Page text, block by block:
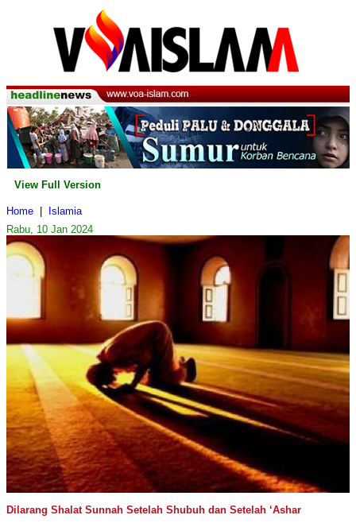
View Full Version
Home
Islamia
Rabu, 10 Jan 2024
Dilarang Shalat Sunnah Setelah Shubuh dan Setelah ‘Ashar